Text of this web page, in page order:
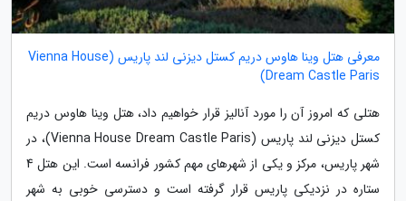
معرفی هتل وینا هاوس دریم کستل دیزنی لند پاریس (Vienna House
Dream Castle Paris)
هتلی که امروز آن را مورد آنالیز قرار خواهیم داد، هتل وینا هاوس دریم
کستل دیزنی لند پاریس (Vienna House Dream Castle Paris)، در
شهر پاریس، مرکز و یکی از شهرهای مهم کشور فرانسه است. این هتل 4
ستاره در نزدیکی پاریس قرار گرفته است و دسترسی خوبی به شهر